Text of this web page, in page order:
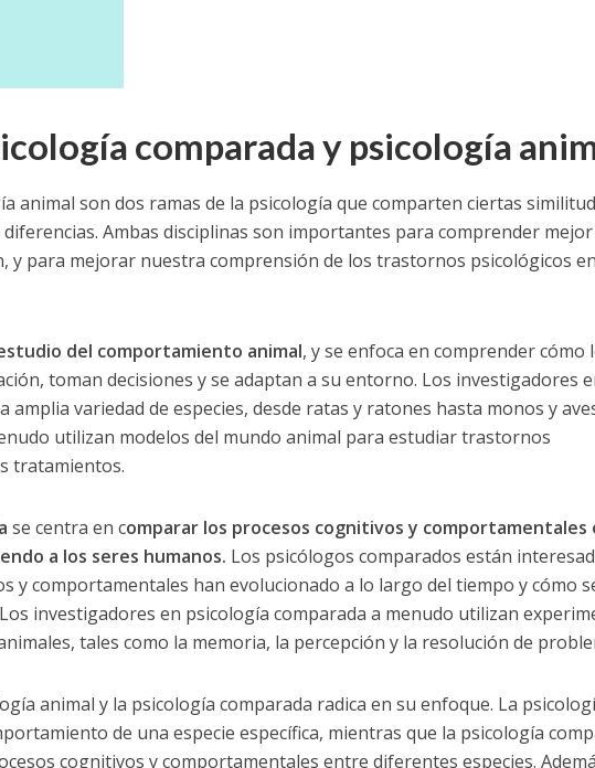
comparada y psicología
animal son dos ramas de la psicología que comparten ciertas
Ambas disciplinas son importantes para comprender
y para mejorar nuestra comprensión de los trastornos psicológicos
del comportamiento animal, y se enfoca en comprender cómo
toman decisiones y se adaptan a su entorno. Los investigadores
variedad de especies, desde ratas y ratones hasta monos y
utilizan modelos del mundo animal para estudiar trastornos
tratamientos.
se centra en comparar los procesos cognitivos y
a los seres humanos. Los psicólogos comparados están
y comportamentales han evolucionado a lo largo del tiempo y cómo
investigadores en psicología comparada a menudo utilizan
tales como la memoria, la percepción y la resolución de
animal y la psicología comparada radica en su enfoque. La
de una especie específica, mientras que la psicología
cognitivos y comportamentales entre diferentes especies.